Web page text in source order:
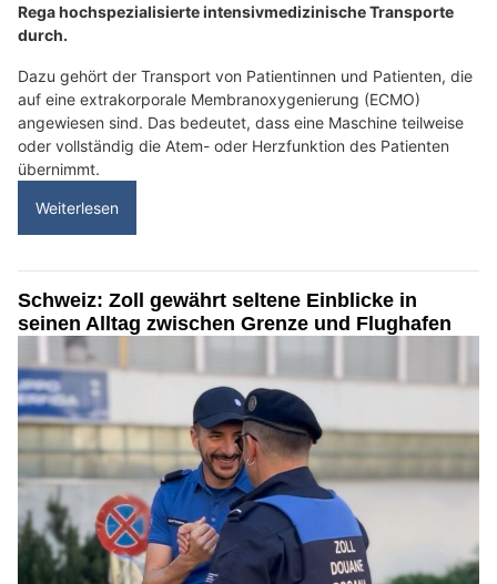
Rega hochspezialisierte intensivmedizinische Transporte
durch.
Dazu gehört der Transport von Patientinnen und Patienten, die
auf eine extrakorporale Membranoxygenierung (ECMO)
angewiesen sind. Das bedeutet, dass eine Maschine teilweise
oder vollständig die Atem- oder Herzfunktion des Patienten
übernimmt.
Weiterlesen
Schweiz: Zoll gewährt seltene Einblicke in
seinen Alltag zwischen Grenze und Flughafen